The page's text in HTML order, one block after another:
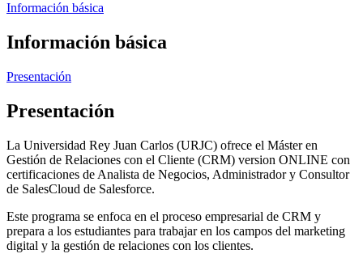
Información básica
Información básica
Presentación
Presentación
La Universidad Rey Juan Carlos (URJC) ofrece el Máster en
Gestión de Relaciones con el Cliente (CRM) version ONLINE con
certificaciones de Analista de Negocios, Administrador y Consultor
de SalesCloud de Salesforce.
Este programa se enfoca en el proceso empresarial de CRM y
prepara a los estudiantes para trabajar en los campos del marketing
digital y la gestión de relaciones con los clientes.